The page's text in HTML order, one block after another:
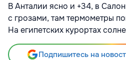
В Анталии ясно и +34, в
с грозами, там термометры
На египетских курортах
Подпишитесь на